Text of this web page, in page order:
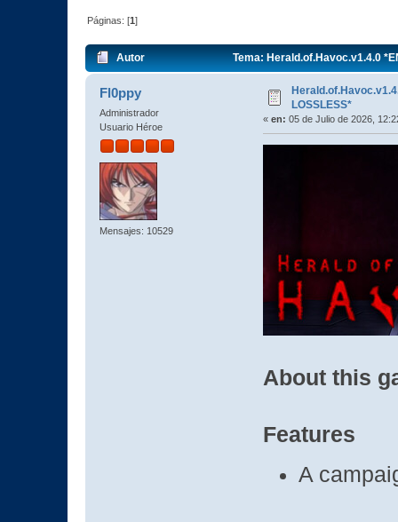
Páginas: [1]
Autor Tema: Herald.of.Havoc.v1.4.0
Fl0ppy
Administrador
Usuario Héroe
Mensajes: 10529
LOSSLESS*
« en: 05 de Julio de 2026,
About this
Features
A